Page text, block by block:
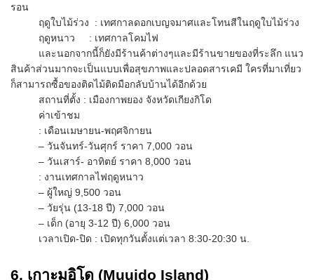
รอน
ฤดูใบไม้ร่วง : เทศกาลดอกเบญจมาศและโทนสีในฤดูใบไม้ร่วง
ฤดูหนาว : เทศกาลโคมไฟ
และนอกจากนี้ก็ยังมีร้านค้าต่างๆและมีร้านขายของที่ระลึก แนว
สินค้าส่วนมากจะเป็นแบบเพื่อสุขภาพและปลอดสารเคมี ใครที่มาเที่ยว
ก็สามารถซื้อของติดไม้ติดมือกลับบ้านได้อีกด้วย
สถานที่ตั้ง : เมืองกาพยอง จังหวัดเกียงกิโด
ค่าเข้าชม
: เดือนเมษายน-พฤศจิกายน
– วันจันทร์-วันศุกร์ ราคา 7,000 วอน
– วันเสาร์- อาทิตย์ ราคา 8,000 วอน
: งานเทศกาลไฟฤดูหนาว
– ผู้ใหญ่ 9,500 วอน
– วัยรุ่น (13-18 ปี) 7,000 วอน
– เด็ก (อายุ 3-12 ปี) 6,000 วอน
เวลาเปิด-ปิด : เปิดทุกวันตั้งแต่เวลา 8:30-20:30 น.
6. เกาะมูอิโด (Muuido Island)